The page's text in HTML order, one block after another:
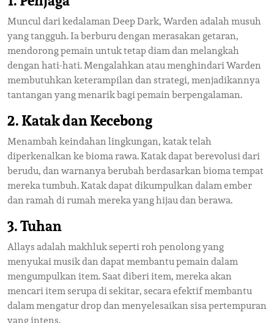
Muncul dari kedalaman Deep Dark, Warden adalah musuh
yang tangguh. Ia berburu dengan merasakan getaran,
mendorong pemain untuk tetap diam dan melangkah
dengan hati-hati. Mengalahkan atau menghindari Warden
membutuhkan keterampilan dan strategi, menjadikannya
tantangan yang menarik bagi pemain berpengalaman.
2.Katak dan Kecebong
Menambah keindahan lingkungan, katak telah
diperkenalkan ke bioma rawa. Katak dapat berevolusi dari
berudu, dan warnanya berubah berdasarkan bioma tempat
mereka tumbuh. Katak dapat dikumpulkan dalam ember
dan ramah di rumah mereka yang hijau dan berawa.
3.Tuhan
Allays adalah makhluk seperti roh penolong yang
menyukai musik dan dapat membantu pemain dalam
mengumpulkan item. Saat diberi item, mereka akan
mencari item serupa di sekitar, secara efektif membantu
dalam mengatur drop dan menyelesaikan sisa pertempuran